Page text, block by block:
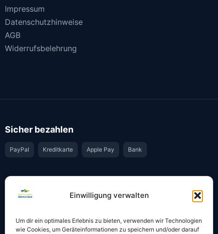
Einwilligung verwalten
Um dir ein optimales Erlebnis zu bieten, verwenden wir Technologien
wie Cookies, um Geräteinformationen zu speichern und/oder darauf
Impressum
Datenschutzhinweise
AGB
Widerrufsbelehrung
Sicher bezahlen
PayPal Kreditkarte Apple Pay Bank
Bestätigung per E-Mail Support per WhatsApp